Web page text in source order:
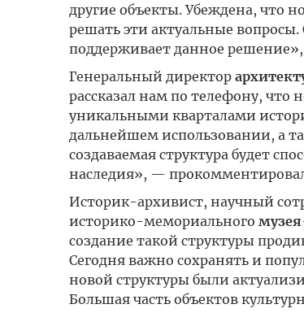
другие объекты. Убеждена, что
решать эти актуальные
поддерживает данное
Генеральный директор
рассказал нам по телефону, что
уникальными кварталами
дальнейшем использовании, а
создаваемая структура будет
наследия», —
Историк-архивист, научный
историко-мемориального
создание такой структуры
Сегодня важно сохранять и
новой структуры были
Большая часть объектов